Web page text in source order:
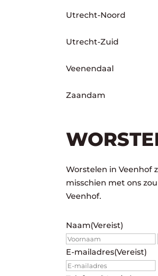
Utrecht-Noord
Utrecht-Zuid
Veenendaal
Zaandam
Worstelen in Veenhof
misschien met ons
Veenhof.
Naam(Vereist)
E-mailadres(Vereist)